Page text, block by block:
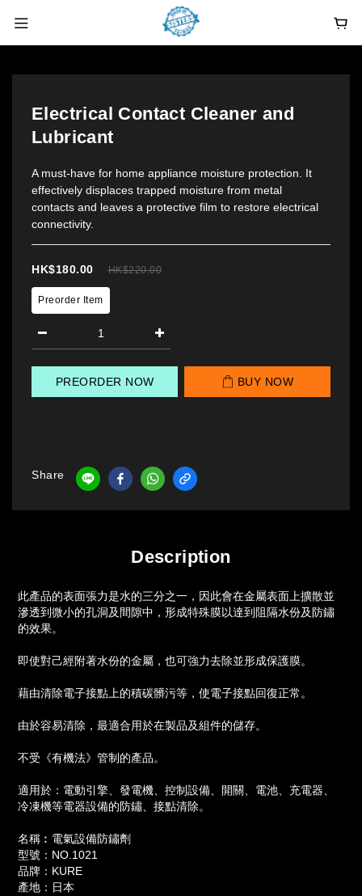
Electrical Contact Cleaner and
Lubricant
A must-have for home appliance moisture protection. It
effectively displaces trapped moisture from metal
contacts and leaves a protective film to restore electrical
connectivity.
HK$220.00
HK$180.00
Preorder Item
PREORDER NOW BUY NOW
Share
Description
此產品的表面張力是水的三分之一，因此會在金屬表面上擴散並
滲透到微小的孔洞及間隙中，形成特殊膜以達到阻隔水份及防鏽
的效果。
即使對己經附著水份的金屬，也可強力去除並形成保護膜。
藉由清除電子接點上的積碳髒污等，使電子接點回復正常。
由於容易清除，最適合用於在製品及組件的儲存。
不受《有機法》管制的產品。
適用於：電動引擎、發電機、控制設備、開關、電池、充電器、
冷凍機等電器設備的防鏽、接點清除。
名稱︰電氣設備防鏽劑
型號：NO.1021
品牌：KURE
產地：日本